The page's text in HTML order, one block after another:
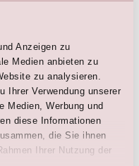
Anzeigen zu
Medien anbieten zu
zu analysieren.
Ihrer Verwendung unserer
Medien, Werbung und
diese Informationen
die Sie ihnen
Ihrer Nutzung der